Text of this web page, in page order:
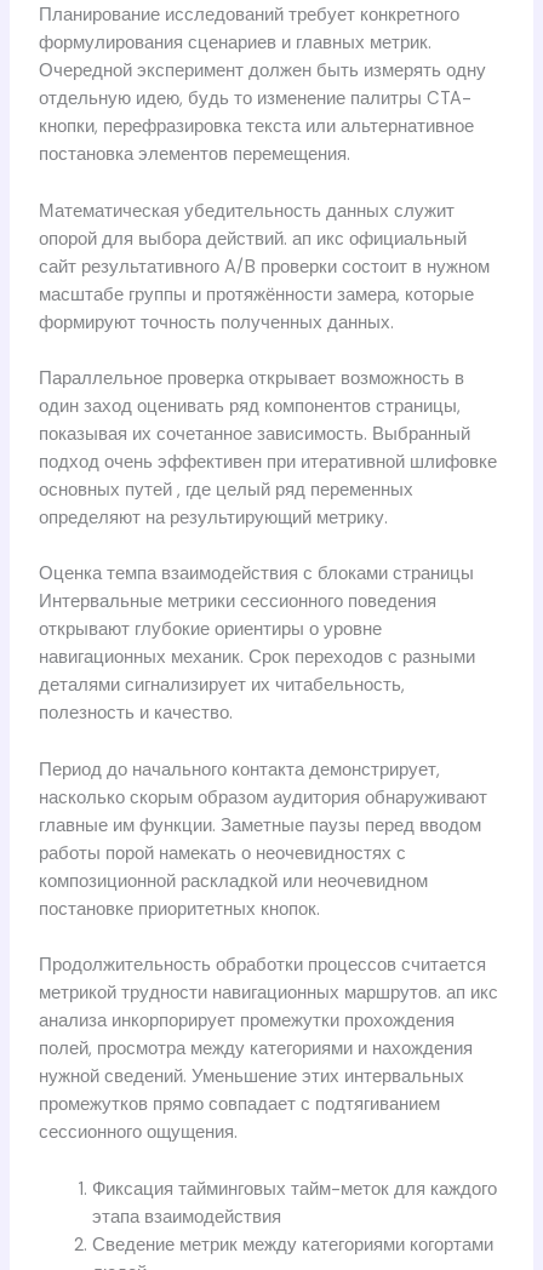
Планирование исследований требует конкретного
формулирования сценариев и главных метрик.
Очередной эксперимент должен быть измерять одну
отдельную идею, будь то изменение палитры CTA-
кнопки, перефразировка текста или альтернативное
постановка элементов перемещения.
Математическая убедительность данных служит
опорой для выбора действий. ап икс официальный
сайт результативного A/B проверки состоит в нужном
масштабе группы и протяжённости замера, которые
формируют точность полученных данных.
Параллельное проверка открывает возможность в
один заход оценивать ряд компонентов страницы,
показывая их сочетанное зависимость. Выбранный
подход очень эффективен при итеративной шлифовке
основных путей , где целый ряд переменных
определяют на результирующий метрику.
Оценка темпа взаимодействия с блоками страницы
Интервальные метрики сессионного поведения
открывают глубокие ориентиры о уровне
навигационных механик. Срок переходов с разными
деталями сигнализирует их читабельность,
полезность и качество.
Период до начального контакта демонстрирует,
насколько скорым образом аудитория обнаруживают
главные им функции. Заметные паузы перед вводом
работы порой намекать о неочевидностях с
композиционной раскладкой или неочевидном
постановке приоритетных кнопок.
Продолжительность обработки процессов считается
метрикой трудности навигационных маршрутов. ап икс
анализа инкорпорирует промежутки прохождения
полей, просмотра между категориями и нахождения
нужной сведений. Уменьшение этих интервальных
промежутков прямо совпадает с подтягиванием
сессионного ощущения.
Фиксация тайминговых тайм-меток для каждого
этапа взаимодействия
Сведение метрик между категориями когортами